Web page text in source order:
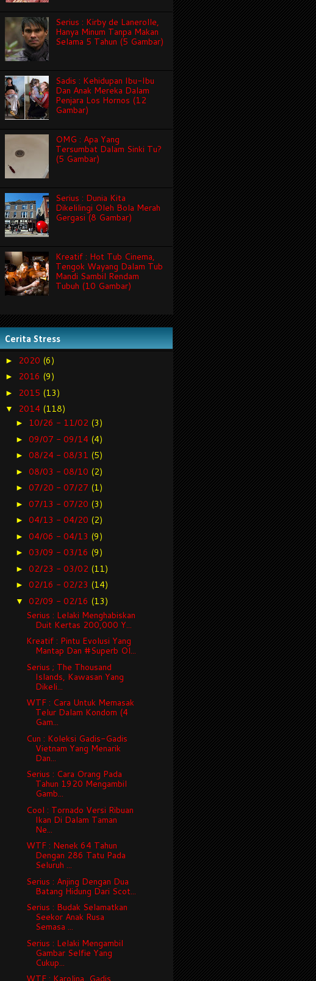
Serius : Kirby de Lanerolle,
Hanya Minum Tanpa Makan
Selama 5 Tahun (5 Gambar)
Sadis : Kehidupan Ibu-Ibu
Dan Anak Mereka Dalam
Penjara Los Hornos (12
Gambar)
OMG : Apa Yang
Tersumbat Dalam Sinki Tu?
(5 Gambar)
Serius : Dunia Kita
Dikelilingi Oleh Bola Merah
Gergasi (8 Gambar)
Kreatif : Hot Tub Cinema,
Tengok Wayang Dalam Tub
Mandi Sambil Rendam
Tubuh (10 Gambar)
Cerita Stress
► 2020 (6)
► 2016 (9)
► 2015 (13)
▼ 2014 (118)
► 10/26 - 11/02 (3)
► 09/07 - 09/14 (4)
► 08/24 - 08/31 (5)
► 08/03 - 08/10 (2)
► 07/20 - 07/27 (1)
► 07/13 - 07/20 (3)
► 04/13 - 04/20 (2)
► 04/06 - 04/13 (9)
► 03/09 - 03/16 (9)
► 02/23 - 03/02 (11)
► 02/16 - 02/23 (14)
▼ 02/09 - 02/16 (13)
Serius : Lelaki Menghabiskan
Duit Kertas 200,000 Y...
Kreatif : Pintu Evolusi Yang
Mantap Dan #Superb Ol...
Serius ; The Thousand
Islands, Kawasan Yang
Dikeli...
WTF : Cara Untuk Memasak
Telur Dalam Kondom (4
Gam...
Cun : Koleksi Gadis-Gadis
Vietnam Yang Menarik
Dan...
Serius : Cara Orang Pada
Tahun 1920 Mengambil
Gamb...
Cool : Tornado Versi Ribuan
Ikan Di Dalam Taman
Ne...
WTF : Nenek 64 Tahun
Dengan 286 Tatu Pada
Seluruh ...
Serius : Anjing Dengan Dua
Batang Hidung Dari Scot...
Serius : Budak Selamatkan
Seekor Anak Rusa
Semasa ...
Serius : Lelaki Mengambil
Gambar Selfie Yang
Cukup...